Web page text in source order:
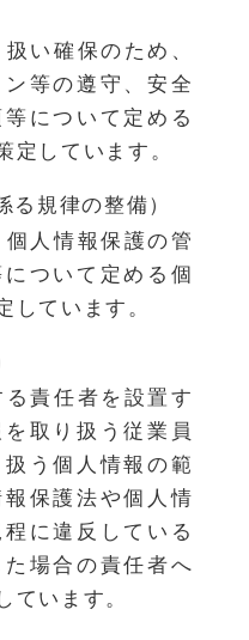
い確保のため、
等の遵守、安全
について定める
定しています。
る規律の整備）
個人情報保護の管
ついて定める個
しています。
る責任者を設置す
取り扱う従業員
う個人情報の範
保護法や個人情
に違反している
場合の責任者へ
ています。